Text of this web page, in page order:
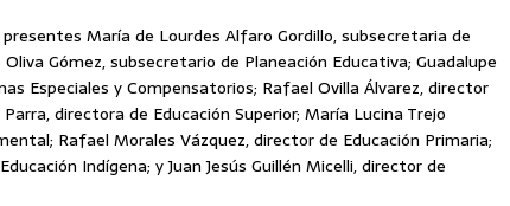
María de Lourdes Alfaro Gordillo, subsecretaria de
Gómez, subsecretario de Planeación Educativa; Guadalupe
Especiales y Compensatorios; Rafael Ovilla Álvarez, director
directora de Educación Superior; María Lucina Trejo
Rafael Morales Vázquez, director de Educación Primaria;
Indígena; y Juan Jesús Guillén Micelli, director de